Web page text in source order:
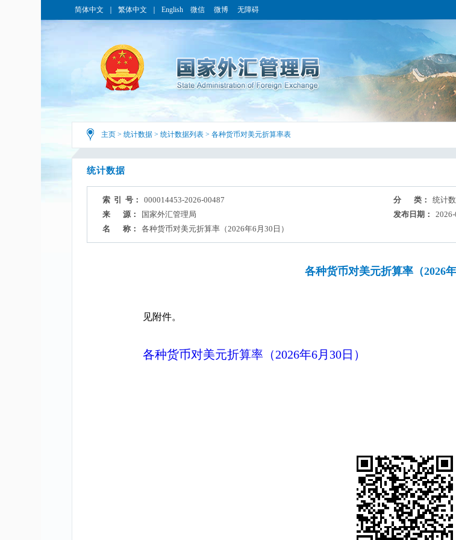
简体中文 繁体中文 English 微信 微博 无障碍
主页 > 统计数据 > 统计数据列表 > 各种货币对美元折算率表
统计数据
索 引 号： 000014453-2026-00487 分 类：
统计
来 源：
国家外汇管理局 发布日期：
名 称：
各种货币对美元折算率（2026年6月30日）
各种货币对美元折算率（2026年
见附件。
各种货币对美元折算率（2026年6月30日）